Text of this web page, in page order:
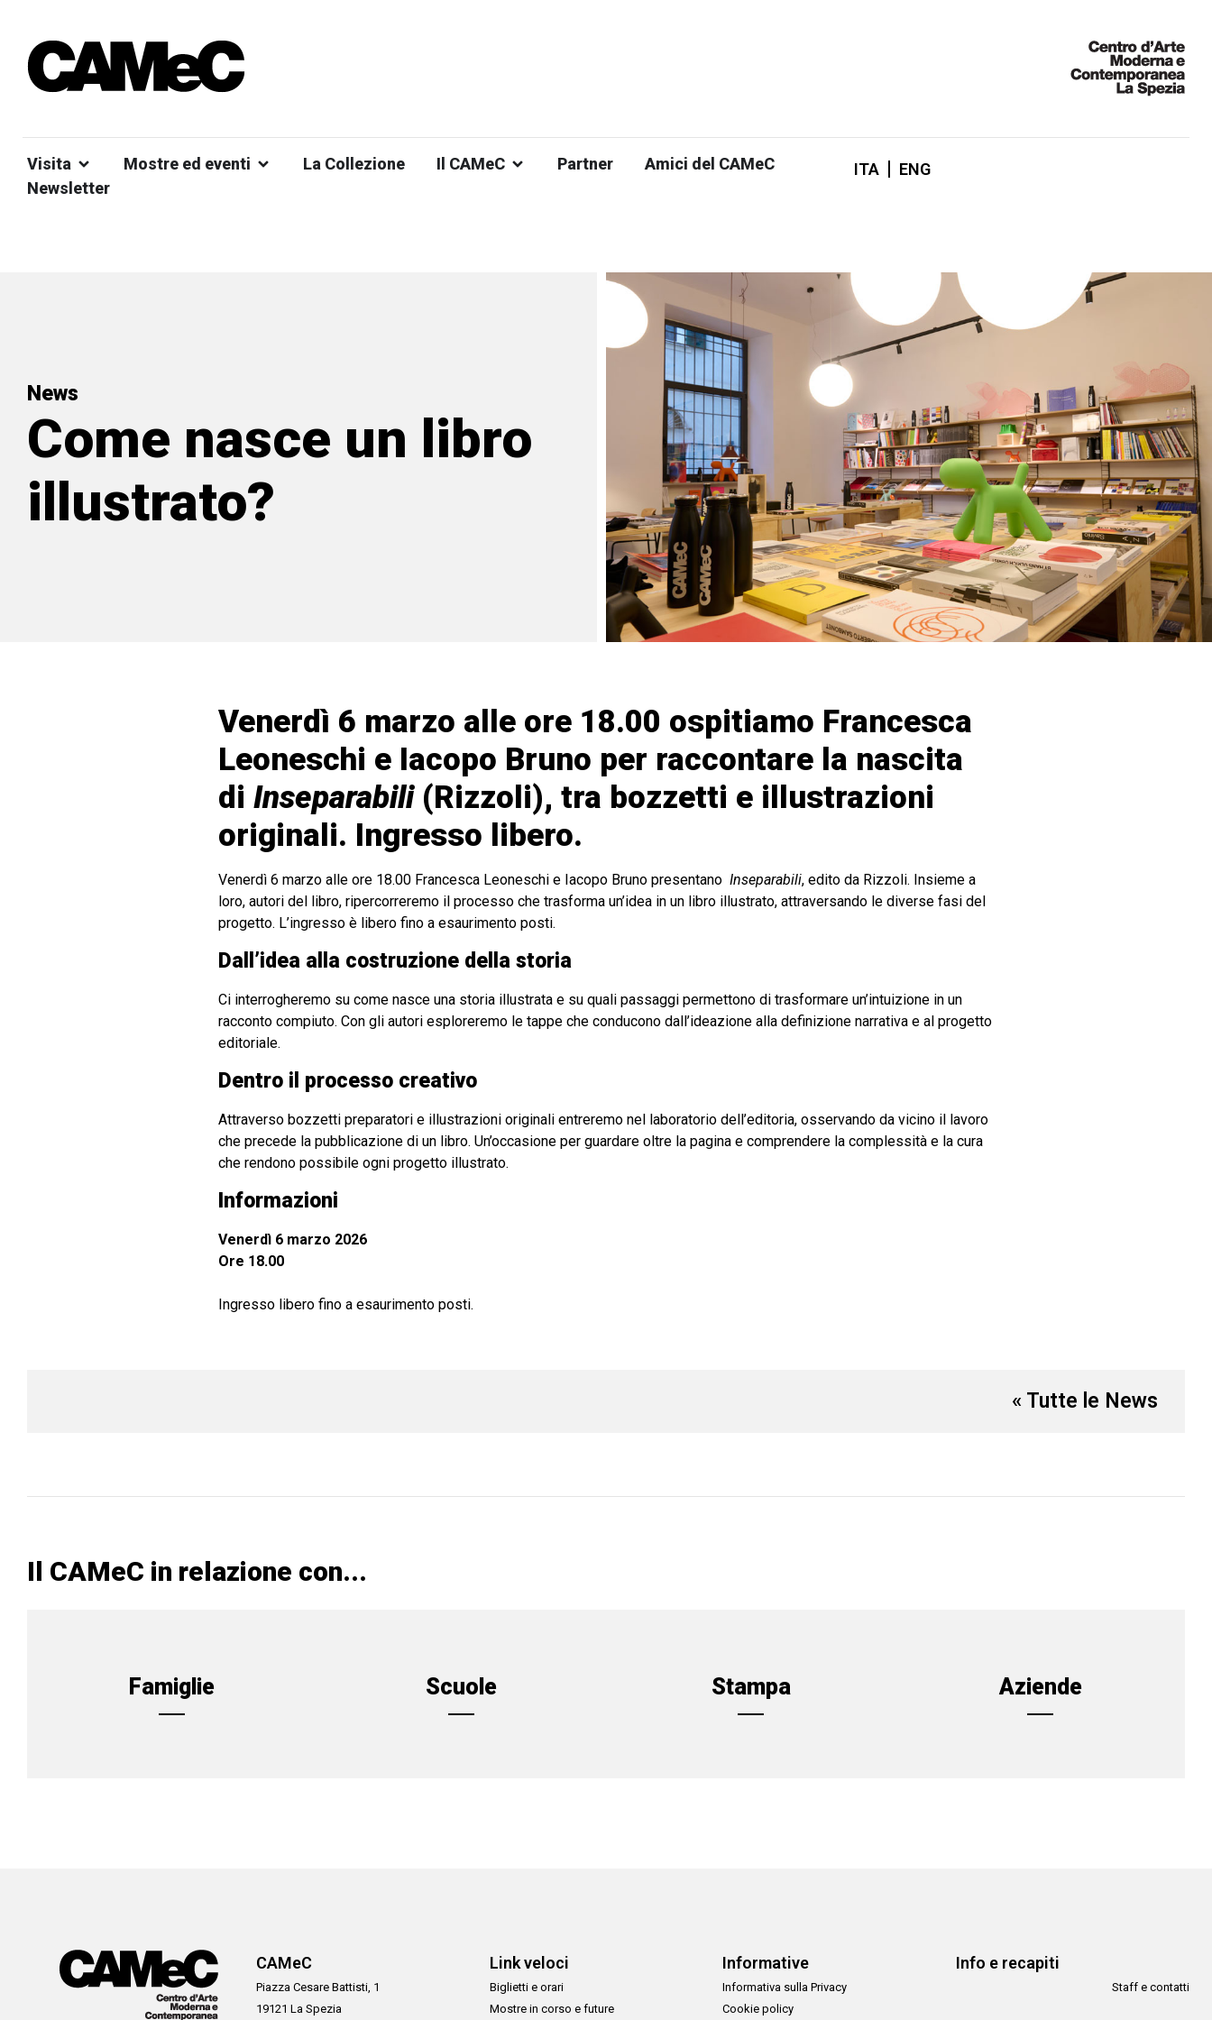
Visita Mostre ed eventi La Collezione Il CAMeC Partner
Amici del CAMeC
Newsletter
ITA ENG
News
Come nasce un libro
illustrato?
Venerdì 6 marzo alle ore 18.00 ospitiamo Francesca
Leoneschi e Iacopo Bruno per raccontare la nascita
di Inseparabili(Rizzoli), tra bozzetti e illustrazioni
originali. Ingresso libero.
Venerdì 6 marzo alle ore 18.00 Francesca Leoneschi e Iacopo Bruno presentano Inseparabili, edito da Rizzoli. Insieme a
loro, autori del libro, ripercorreremo il processo che trasforma un’idea in un libro illustrato, attraversando le diverse fasi del
progetto. L’ingresso è libero fino a esaurimento posti.
Dall’idea alla costruzione della storia
Ci interrogheremo su come nasce una storia illustrata e su quali passaggi permettono di trasformare un’intuizione in un
racconto compiuto. Con gli autori esploreremo le tappe che conducono dall’ideazione alla definizione narrativa e al progetto
editoriale.
Dentro il processo creativo
Attraverso bozzetti preparatori e illustrazioni originali entreremo nel laboratorio dell’editoria, osservando da vicino il lavoro
che precede la pubblicazione di un libro. Un’occasione per guardare oltre la pagina e comprendere la complessità e la cura
che rendono possibile ogni progetto illustrato.
Informazioni
Venerdì 6 marzo 2026
Ore 18.00
Ingresso libero fino a esaurimento posti.
« Tutte le News
Il CAMeC in relazione con...
Famiglie Scuole Stampa Aziende
CAMeC
Piazza Cesare Battisti, 1
19121 La Spezia
Link veloci
Biglietti e orari
Mostre in corso e future
Informative
Informativa sulla Privacy
Cookie policy
Info e recapiti
Staff e contatti